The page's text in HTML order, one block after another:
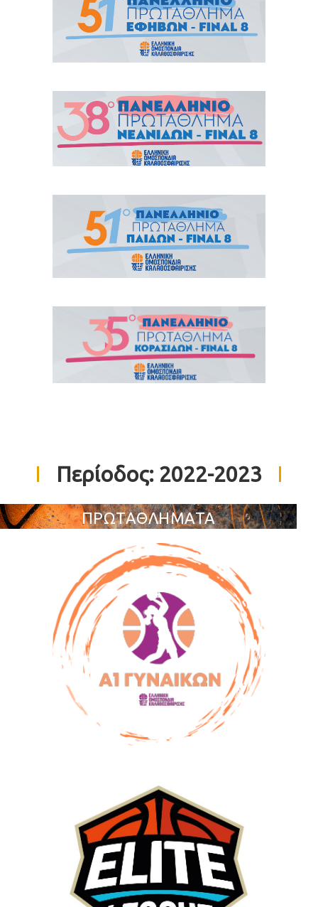
Περίοδος: 2022-2023
ΠΡΩΤΑΘΛΗΜΑΤΑ